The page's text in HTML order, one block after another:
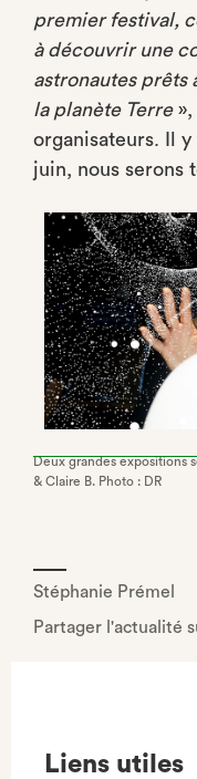
premier festival,
à découvrir une
astronautes prêts
la planète Terre»,
organisateurs. Il
juin, nous serons
Deux grandes expositions
& Claire B. Photo : DR
Stéphanie Prémel
Partager l'actualité
Liens utiles